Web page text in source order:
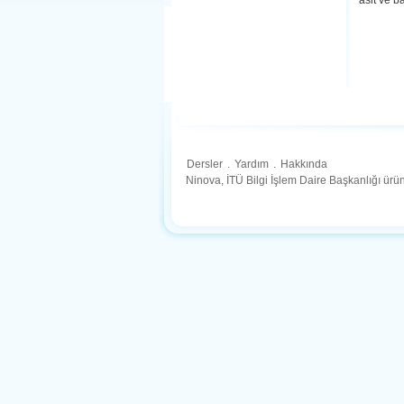
Dersler . Yardım . Hakkında
Ninova, İTÜ Bilgi İşlem Daire Başkanlığı